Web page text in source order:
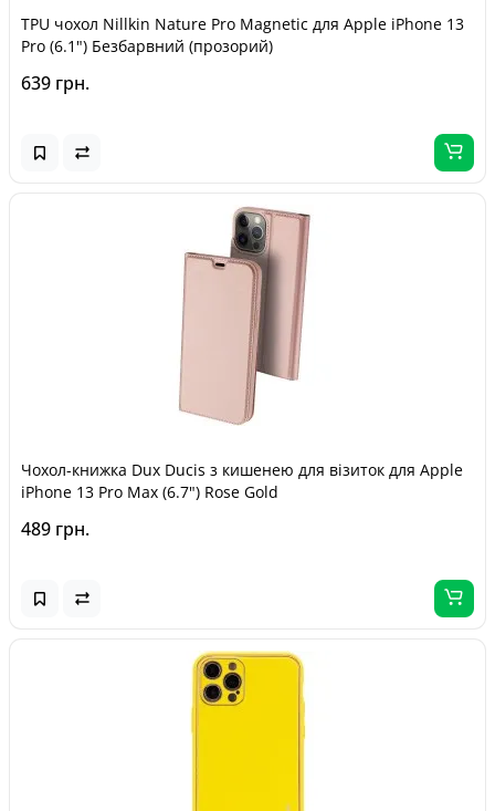
TPU чохол Nillkin Nature Pro Magnetic для Apple iPhone 13
Pro (6.1") Безбарвний (прозорий)
639 грн.
Чохол-книжка Dux Ducis з кишенею для візиток для Apple
iPhone 13 Pro Max (6.7") Rose Gold
489 грн.